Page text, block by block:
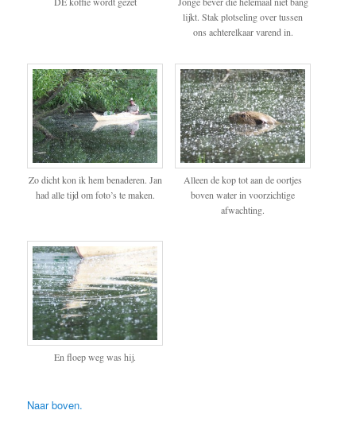
lijkt. Stak plotseling over tussen
ons achterelkaar varend in.
Zo dicht kon ik hem benaderen. Jan
had alle tijd om foto’s te maken.
Alleen de kop tot aan de oortjes
boven water in voorzichtige
afwachting.
En floep weg was hij.
Naar boven.